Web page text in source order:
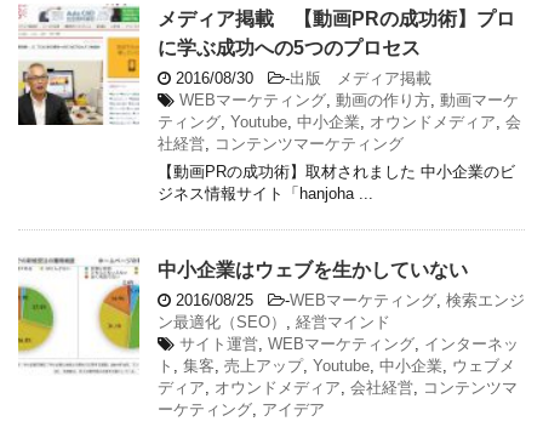
メディア掲載 【動画PRの成功術】プロ
に学ぶ成功への5つのプロセス
2016/08/30 -出版 メディア掲載
WEBマーケティング, 動画の作り方, 動画マーケ
ティング, Youtube, 中小企業, オウンドメディア, 会
社経営, コンテンツマーケティング
【動画PRの成功術】取材されました 中小企業のビ
ジネス情報サイト「hanjoha ...
中小企業はウェブを生かしていない
2016/08/25 -WEBマーケティング, 検索エンジ
ン最適化（SEO） , 経営マインド
サイト運営, WEBマーケティング, インターネッ
ト , 集客, 売上アップ, Youtube, 中小企業, ウェブメ
ディア, オウンドメディア, 会社経営, コンテンツマ
ーケティング, アイデア